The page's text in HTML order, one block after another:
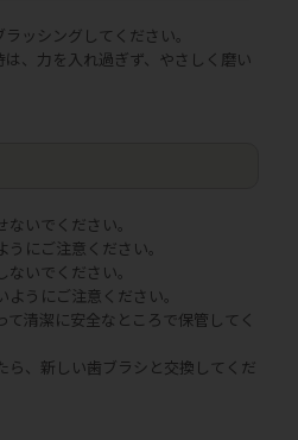
ッシングしてください。
、力を入れ過ぎず、やさしく磨い
いでください。
にご注意ください。
いでください。
うにご注意ください。
清潔に安全なところで保管してく
、新しい歯ブラシと交換してくだ